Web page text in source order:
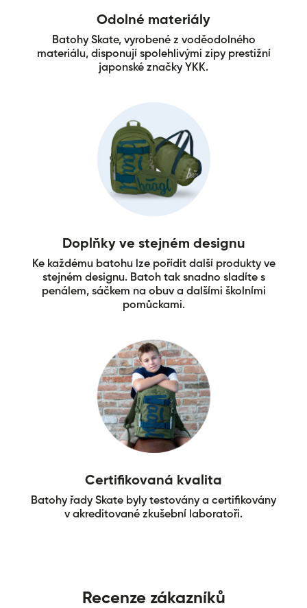
Odolné materiály
Batohy Skate, vyrobené z voděodolného
materiálu, disponují spolehlivými zipy prestižní
japonské značky YKK.
Doplňky ve stejném designu
Ke každému batohu lze pořídit další produkty ve
stejném designu. Batoh tak snadno sladíte s
penálem, sáčkem na obuv a dalšími školními
pomůckami.
Certifikovaná kvalita
Batohy řady Skate byly testovány a certifikovány
v akreditované zkušební laboratoři.
Recenze zákazníků